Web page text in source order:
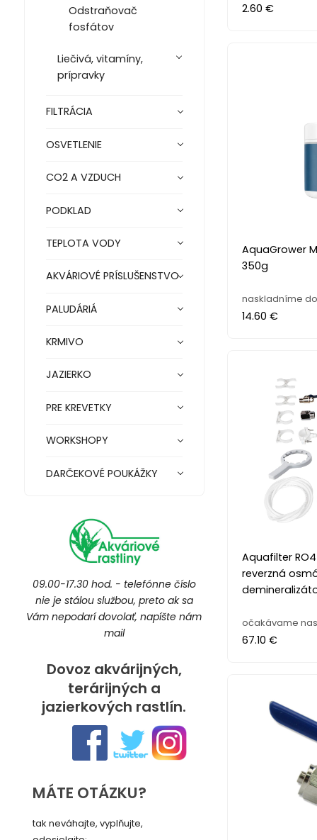
Odstraňovač
fosfátov
Liečivá, vitamíny,
prípravky
FILTRÁCIA
OSVETLENIE
CO2 A VZDUCH
PODKLAD
TEPLOTA VODY
AKVÁRIOVÉ PRÍSLUŠENSTVO
PALUDÁRIÁ
KRMIVO
JAZIERKO
PRE KREVETKY
WORKSHOPY
DARČEKOVÉ POUKÁŽKY
09.00-17.30 hod. - telefónne číslo
nie je stálou službou, preto ak sa
Vám nepodarí dovolať, napíšte nám
mail
Dovoz akvárijných,
terárijných a
jazierkových rastlín.
MÁTE OTÁZKU?
tak neváhajte, vyplňujte,
2.60 €
AquaGrower
350g
naskladníme
14.60 €
Aquafilter
reverzná
očakávame
67.10 €